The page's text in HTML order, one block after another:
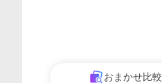
おまかせ比較